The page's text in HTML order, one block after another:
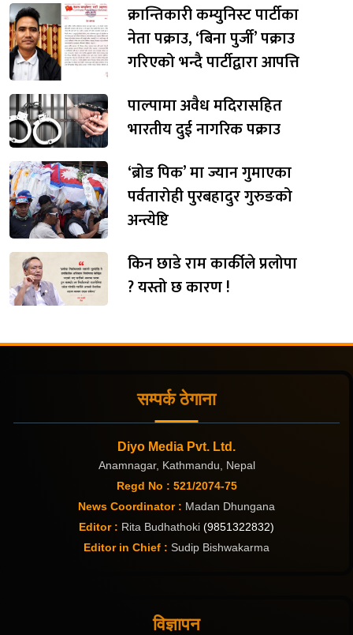
क्रान्तिकारी कम्युनिस्ट पार्टीका
नेता पक्राउ, ‘बिना पुर्जी’ पक्राउ
गरिएको भन्दै पार्टीद्वारा आपत्ति
पाल्पामा अवैध मदिरासहित
भारतीय दुई नागरिक पक्राउ
‘ब्रोड पिक’ मा ज्यान गुमाएका
पर्वतारोही पुरबहादुर गुरुङको
अन्त्येष्टि
किन छाडे राम कार्कीले प्रलोपा
? यस्तो छ कारण !
सम्पर्क ठेगाना
Diyo Media Pvt. Ltd.
Anamnagar, Kathmandu, Nepal
Regd No : 521/2074-75
News Coordinator : Madan Dhungana
Editor : Rita Budhathoki (9851322832)
Editor in Chief : Sudip Bishwakarma
विज्ञापन